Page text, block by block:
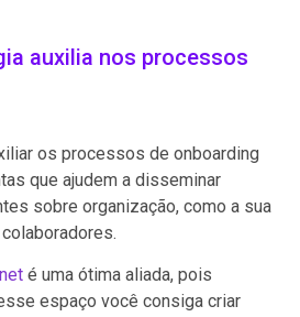
auxilia nos processos
os processos de onboarding
que ajudem a disseminar
sobre organização, como a sua
é uma ótima aliada, pois
espaço você consiga criar